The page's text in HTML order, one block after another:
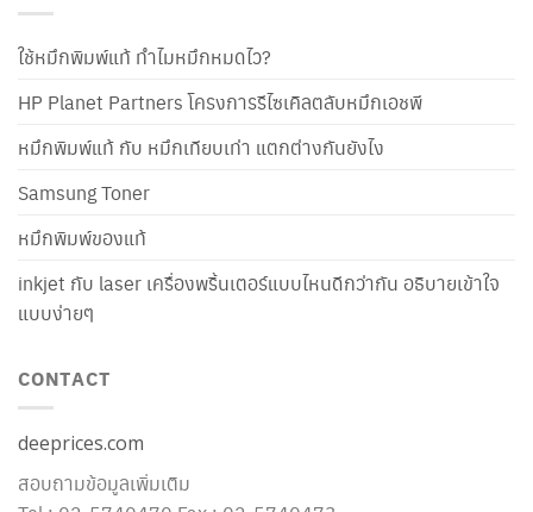
ใช้หมึกพิมพ์แท้ ทำไมหมึกหมดไว?
HP Planet Partners โครงการรีไซเคิลตลับหมึกเอชพี
หมึกพิมพ์แท้ กับ หมึกเทียบเท่า แตกต่างกันยังไง
Samsung Toner
หมึกพิมพ์ของแท้
inkjet กับ laser เครื่องพริ้นเตอร์แบบไหนดีกว่ากัน อธิบายเข้าใจ
แบบง่ายๆ
CONTACT
deeprices.com
สอบถามข้อมูลเพิ่มเติม